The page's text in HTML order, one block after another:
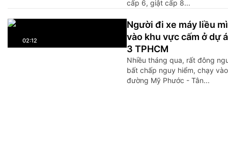
cấp 6, giật cấp 8...
02:12
Người đi xe máy liều
vào khu vực cấm ở dự
3 TPHCM
Nhiều tháng qua, rất đông
bất chấp nguy hiểm, chạy
đường Mỹ Phước - Tân...